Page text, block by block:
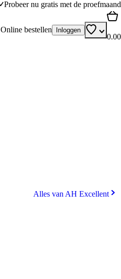
Probeer nu gratis met de proefmaand
Online bestellen Inloggen
0.00
Alles van AH Excellent